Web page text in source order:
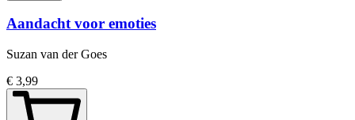
Aandacht voor emoties
Suzan van der Goes
€ 3,99